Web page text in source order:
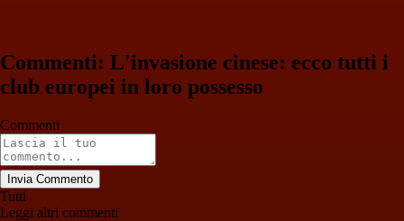
Commenti: L'invasione cinese: ecco tutti i
club europei in loro possesso
Commenti
Invia Commento
Tutti
Leggi altri commenti